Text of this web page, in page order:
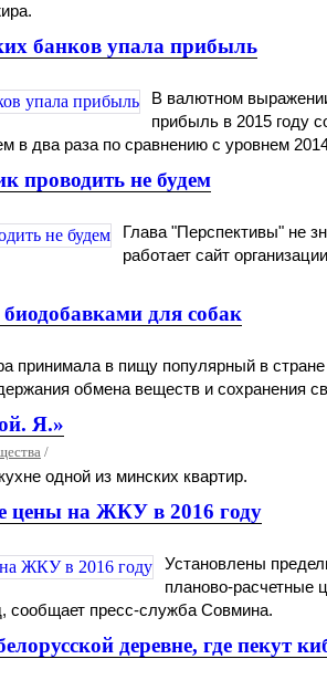
банков упала прибыль
В валютном
прибыль в 2015 году
в два раза по сравнению с уровнем
проводить не будем
Глава "Перспективы" не
работает сайт
для собак
принимала в пищу популярный в стране
обмена веществ и сохранения
Я.»
/
одной из минских квартир.
цены на ЖКУ в 2016 году
Установлены
планово-расчетные
сообщает пресс-служба Совмина.
деревне, где пекут